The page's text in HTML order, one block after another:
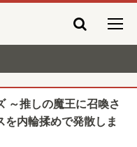
～推しの魔王に召喚さ
内輪揉めで発散しま